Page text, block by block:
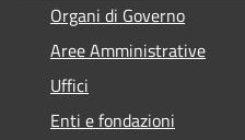
Organi di Governo
Aree Amministrative
Uffici
Enti e fondazioni